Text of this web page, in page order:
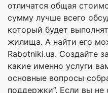
отличатся общая
сумму лучше всего
который будет
жилища. А найти его
Rabotniki.ua. Создайте
какие именно услуги
основные вопросы
поддержки”. Если вы